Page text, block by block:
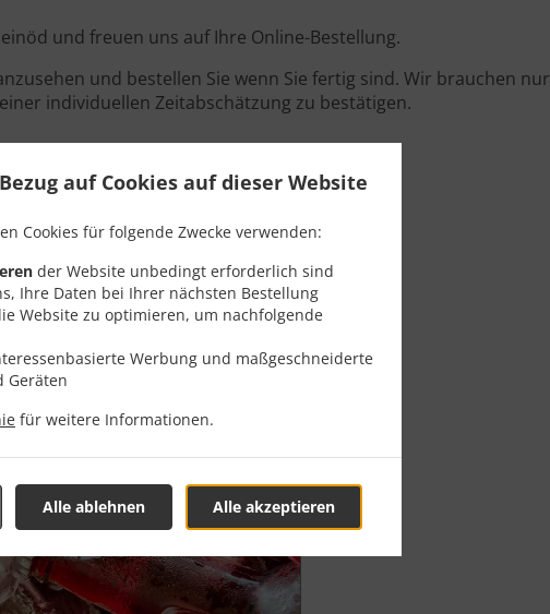
auf Cookies auf dieser Website
Cookies für folgende Zwecke verwenden:
der Website unbedingt erforderlich sind
Ihre Daten bei Ihrer nächsten Bestellung
Website zu optimieren, um nachfolgende
Werbung und maßgeschneiderte
Geräten
für weitere Informationen.
Alle akzeptieren
Alle ablehnen
und freuen uns auf Ihre Online-Bestellung.
und bestellen Sie wenn Sie fertig sind. Wir brauchen nur
individuellen Zeitabschätzung zu bestätigen.